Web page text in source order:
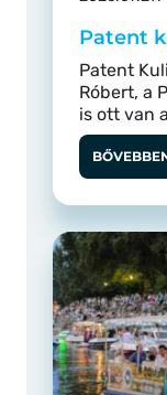
Patent
Patent
Róbert, a
is ott van